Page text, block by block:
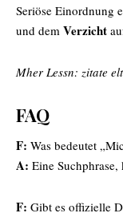
Seriöse Einordnung
und dem Verzicht
Mher Lessn: zitate
FAQ
F: Was bedeutet
A: Eine
F: Gibt es offizielle